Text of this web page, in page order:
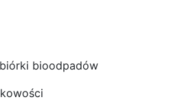
bioodpadów